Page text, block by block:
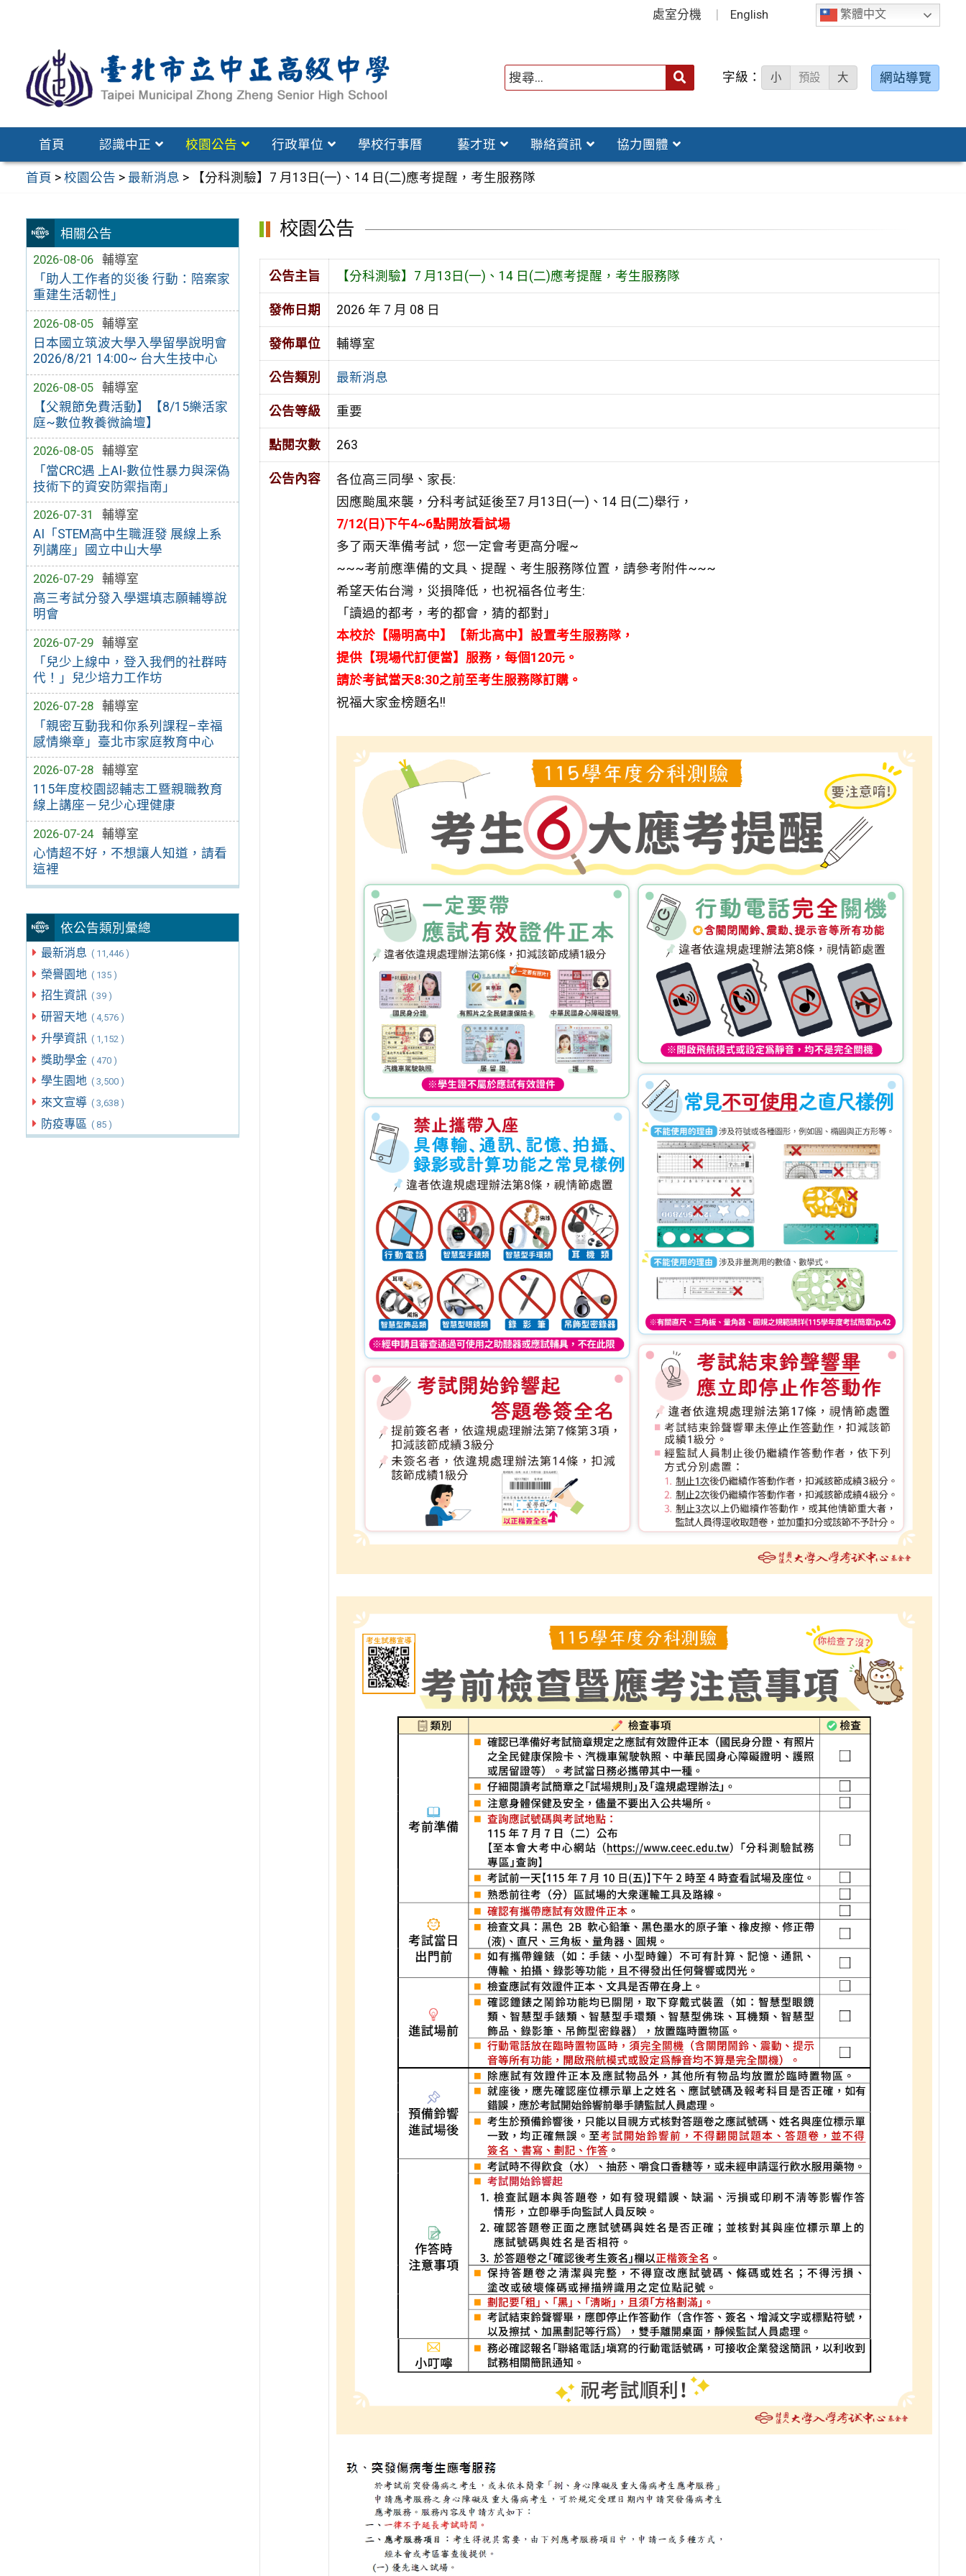
區
繁體中文
處室分機 English
字級： 小 預設 大 網站導覽
首頁 認識中正 校園公告 行政單位 學校行事曆 藝才班 聯絡資訊 協力團體
首頁 >校園公告 > 最新消息 > 【分科測驗】7 月13日(一)、14 日(二)應考提醒，考生服務隊
相關公告
2026-08-06
輔導室
「助人工作者的災後 行動：陪案家
重建生活韌性」
2026-08-05
輔導室
日本國立筑波大學入學留學說明會
2026/8/21 14:00~ 台大生技中心
2026-08-05
輔導室
【父親節免費活動】【8/15樂活家
庭~數位教養微論壇】
2026-08-05
輔導室
「當CRC遇 上AI-數位性暴力與深偽
技術下的資安防禦指南」
2026-07-31
輔導室
AI「STEM高中生職涯發 展線上系
列講座」國立中山大學
2026-07-29
輔導室
高三考試分發入學選填志願輔導說
明會
2026-07-29
輔導室
「兒少上線中，登入我們的社群時
代！」兒少培力工作坊
2026-07-28
輔導室
「親密互動我和你系列課程–幸福
感情樂章」臺北市家庭教育中心
2026-07-28
輔導室
115年度校園認輔志工暨親職教育
線上講座－兒少心理健康
2026-07-24
輔導室
心情超不好，不想讓人知道，請看
這裡
依公告類別彙總
最新消息 ( 11,446 )
榮譽園地 ( 135 )
招生資訊 ( 39 )
研習天地 ( 4,576 )
升學資訊 ( 1,152 )
獎助學金 ( 470 )
學生園地 ( 3,500 )
來文宣導 ( 3,638 )
防疫專區 ( 85 )
校園公告
公告主旨 【分科測驗】7 月13日(一)、14 日(二)應考提醒，考生服務隊
發佈日期 2026 年 7 月 08 日
發佈單位 輔導室
公告類別 最新消息
公告等級 重要
點閱次數 263
公告內容
各位高三同學、家長:
因應颱風來襲，分科考試延後至7 月13日(一)、14 日(二)舉行，
7/12(日)下午4~6點開放看試場
多了兩天準備考試，您一定會考更高分喔~
~~~考前應準備的文具、提醒、考生服務隊位置，請參考附件~~~
希望天佑台灣，災損降低，也祝福各位考生:
「讀過的都考，考的都會，猜的都對」
本校於【陽明高中】【新北高中】設置考生服務隊，
提供【現場代訂便當】服務，每個120元。
請於考試當天8:30之前至考生服務隊訂購。
祝福大家金榜題名!!